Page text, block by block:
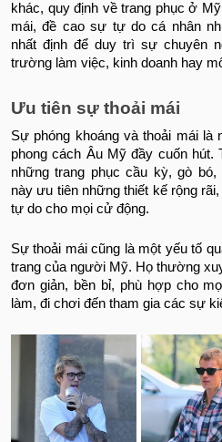
khác, quy định về trang phục ở
mái, đề cao sự tự do cá nhân
nhất định để duy trì sự chuyên
trường làm việc, kinh doanh hay
Ưu tiên sự thoải mái
Sự phóng khoáng và thoải mái là
phong cách Âu Mỹ đầy cuốn
những trang phục cầu kỳ, gò
này ưu tiên những thiết kế rộng
tự do cho mọi cử động.
Sự thoải mái cũng là một yếu tố
trang của người Mỹ. Họ thường
đơn giản, bền bỉ, phù hợp cho
làm, đi chơi đến tham gia các sự